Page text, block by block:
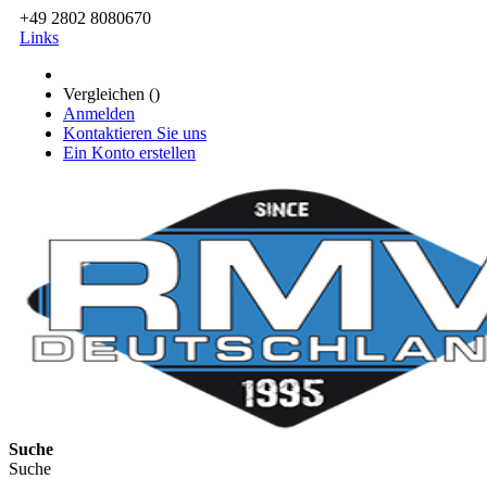
+49 2802 8080670
Links
Vergleichen ()
Anmelden
Kontaktieren Sie uns
Ein Konto erstellen
Suche
Suche